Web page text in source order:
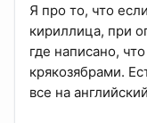
Я про то, что
кириллица, при
где написано,
крякозябрами.
все на